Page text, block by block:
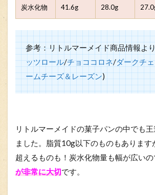
炭水化物 41.6g 28.0g
参考：リトルマーメイド商品情報よ
ッツロール/チョココロネ/ダークチ
ームチーズ＆レーズン)
リトルマーメイドの菓子パンの中でも
ました。脂質10g以下のものもありま
超えるものも！炭水化物量も幅が広い
が非常に大切です。